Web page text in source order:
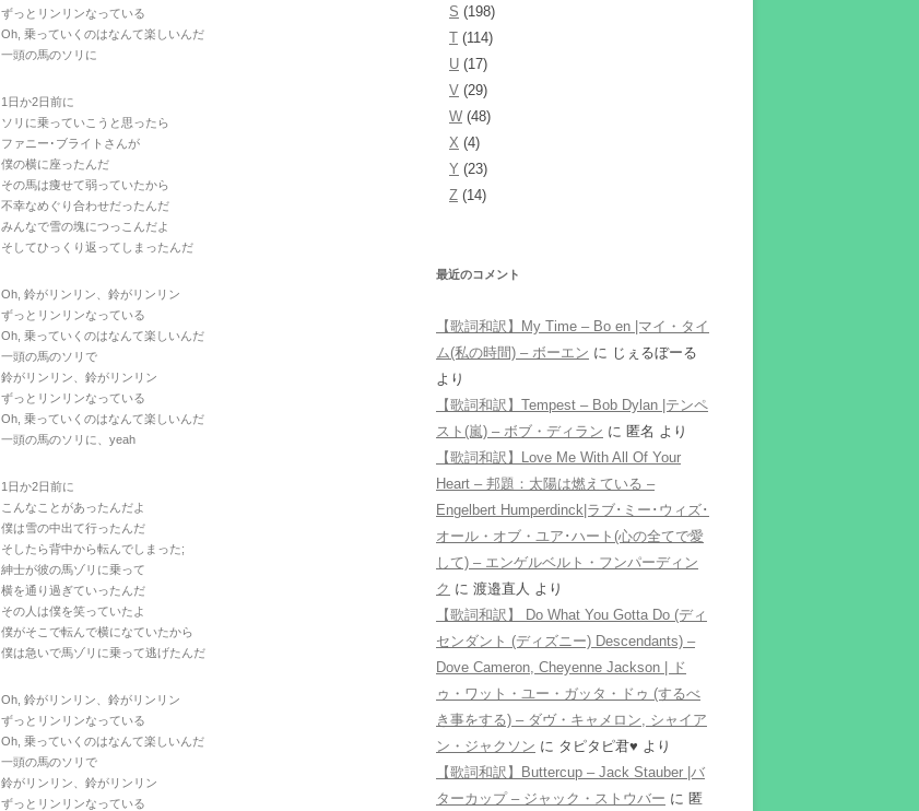
ずっとリンリンなっている
Oh, 乗っていくのはなんて楽しいんだ
一頭の馬のソリに
1日か2日前に
ソリに乗っていこうと思ったら
ファニー･ブライトさんが
僕の横に座ったんだ
その馬は痩せて弱っていたから
不幸なめぐり合わせだったんだ
みんなで雪の塊につっこんだよ
そしてひっくり返ってしまったんだ
Oh, 鈴がリンリン、鈴がリンリン
ずっとリンリンなっている
Oh, 乗っていくのはなんて楽しいんだ
一頭の馬のソリで
鈴がリンリン、鈴がリンリン
ずっとリンリンなっている
Oh, 乗っていくのはなんて楽しいんだ
一頭の馬のソリに、yeah
1日か2日前に
こんなことがあったんだよ
僕は雪の中出て行ったんだ
そしたら背中から転んでしまった;
紳士が彼の馬ゾリに乗って
横を通り過ぎていったんだ
その人は僕を笑っていたよ
僕がそこで転んで横になていたから
僕は急いで馬ゾリに乗って逃げたんだ
Oh, 鈴がリンリン、鈴がリンリン
ずっとリンリンなっている
Oh, 乗っていくのはなんて楽しいんだ
一頭の馬のソリで
鈴がリンリン、鈴がリンリン
ずっとリンリンなっている
S (198)
T (114)
U (17)
V (29)
W (48)
X (4)
Y (23)
Z (14)
最近のコメント
【歌詞和訳】My Time – Bo en |マイ・タイ
ム(私の時間) – ボーエン に じぇるぼーる
より
【歌詞和訳】Tempest – Bob Dylan |テンペ
スト(嵐) – ボブ・ディラン に 匿名 より
【歌詞和訳】Love Me With All Of Your
Heart – 邦題：太陽は燃えている –
Engelbert Humperdinck|ラブ･ミー･ウィズ･
オール・オブ・ユア･ハート(心の全てで愛
して) – エンゲルベルト・フンパーディン
ク に 渡邉直人 より
【歌詞和訳】 Do What You Gotta Do (ディ
センダント (ディズニー) Descendants) –
Dove Cameron, Cheyenne Jackson | ド
ゥ・ワット・ユー・ガッタ・ドゥ (するべ
き事をする) – ダヴ・キャメロン, シャイア
ン・ジャクソン に タピタピ君♥️ より
【歌詞和訳】Buttercup – Jack Stauber |バ
ターカップ – ジャック・ストウバー に 匿